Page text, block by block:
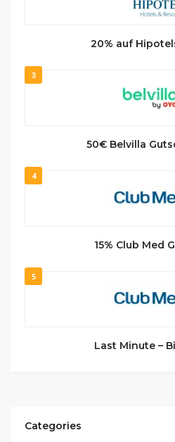
20% auf
3
50€ Belvilla
4
15% Club Med
5
Last Minute –
Categories